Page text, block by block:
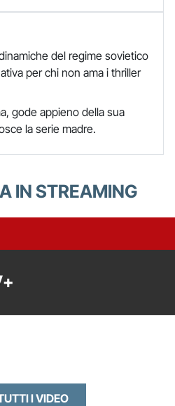
del regime sovietico
per chi non ama i thriller
gode appieno della sua
la serie madre.
IN STREAMING
I VIDEO